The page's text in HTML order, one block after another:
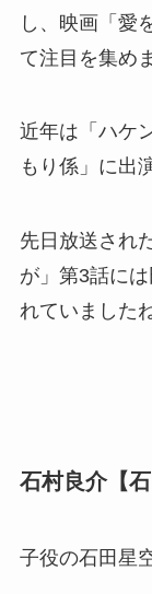
し、映画「愛
て注目を集め
近年は「ハケ
もり係」に出演
先日放送され
が」第3話に
れていましたね
石村良介【石
子役の石田星